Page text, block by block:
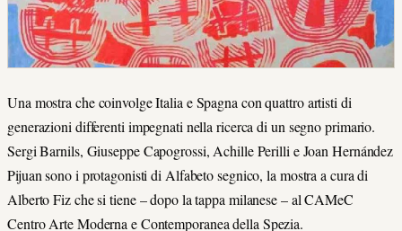
Una mostra che coinvolge Italia e Spagna con quattro artisti di
generazioni differenti impegnati nella ricerca di un segno primario.
Sergi Barnils, Giuseppe Capogrossi, Achille Perilli e Joan Hernández
Pijuan sono i protagonisti di Alfabeto segnico, la mostra a cura di
Alberto Fiz che si tiene – dopo la tappa milanese – al CAMeC
Centro Arte Moderna e Contemporanea della Spezia.